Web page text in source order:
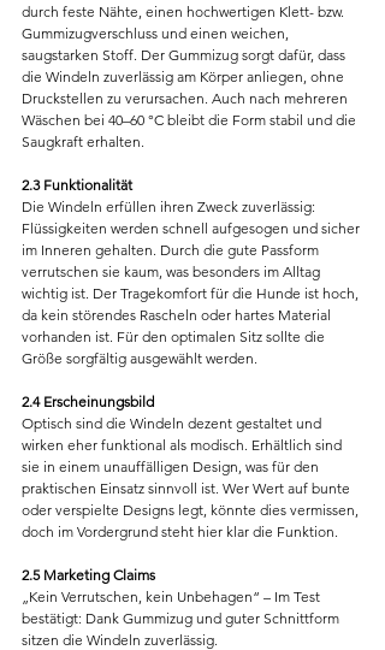
durch feste Nähte, einen hochwertigen Klett- bzw.
Gummizugverschluss und einen weichen,
saugstarken Stoff. Der Gummizug sorgt dafür, dass
die Windeln zuverlässig am Körper anliegen, ohne
Druckstellen zu verursachen. Auch nach mehreren
Wäschen bei 40–60 °C bleibt die Form stabil und die
Saugkraft erhalten.
2.3 Funktionalität
Die Windeln erfüllen ihren Zweck zuverlässig:
Flüssigkeiten werden schnell aufgesogen und sicher
im Inneren gehalten. Durch die gute Passform
verrutschen sie kaum, was besonders im Alltag
wichtig ist. Der Tragekomfort für die Hunde ist hoch,
da kein störendes Rascheln oder hartes Material
vorhanden ist. Für den optimalen Sitz sollte die
Größe sorgfältig ausgewählt werden.
2.4 Erscheinungsbild
Optisch sind die Windeln dezent gestaltet und
wirken eher funktional als modisch. Erhältlich sind
sie in einem unauffälligen Design, was für den
praktischen Einsatz sinnvoll ist. Wer Wert auf bunte
oder verspielte Designs legt, könnte dies vermissen,
doch im Vordergrund steht hier klar die Funktion.
2.5 Marketing Claims
„Kein Verrutschen, kein Unbehagen“ – Im Test
bestätigt: Dank Gummizug und guter Schnittform
sitzen die Windeln zuverlässig.